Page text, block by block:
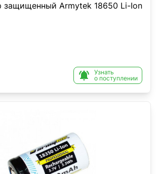
защищенный Armytek 18650 Li-Ion

Узнать
о поступлении